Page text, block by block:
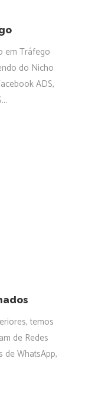
em Tráfego
do Nicho
ADS,
temos
de Redes
de WhatsApp,